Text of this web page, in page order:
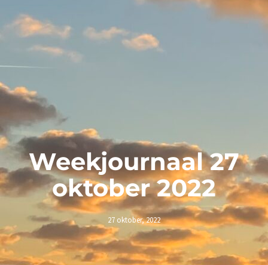
Weekjournaal 27
oktober 2022
27 oktober, 2022